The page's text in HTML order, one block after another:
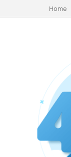
Home